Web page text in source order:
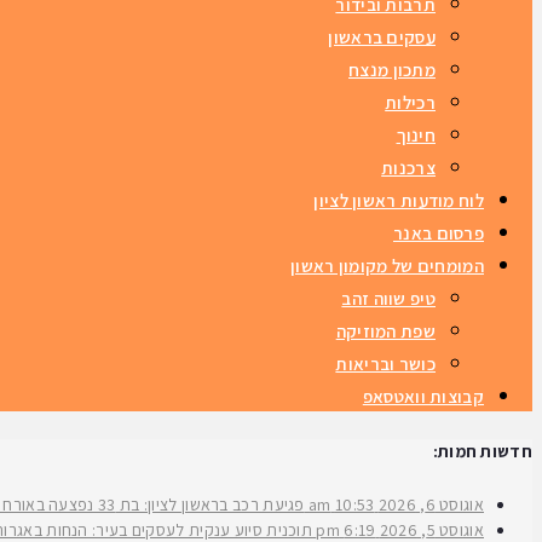
עסקים בראשון
מתכון מנצח
רכילות
חינוך
צרכנות
לוח מודעות ראשון לציון
פרסום באנר
המומחים של מקומון ראשון
טיפ שווה זהב
שפת המוזיקה
כושר ובריאות
קבוצות וואטסאפ
חדשות חמות:
אוגוסט 6, 2026 10:53 am
פגיעת רכב בראשון לציון: בת 33 נפצעה באורח בינוני ברחוב ירושלים
אוגוסט 5, 2026
6:19 pm
תוכנית סיוע ענקית לעסקים בעיר: הנחות